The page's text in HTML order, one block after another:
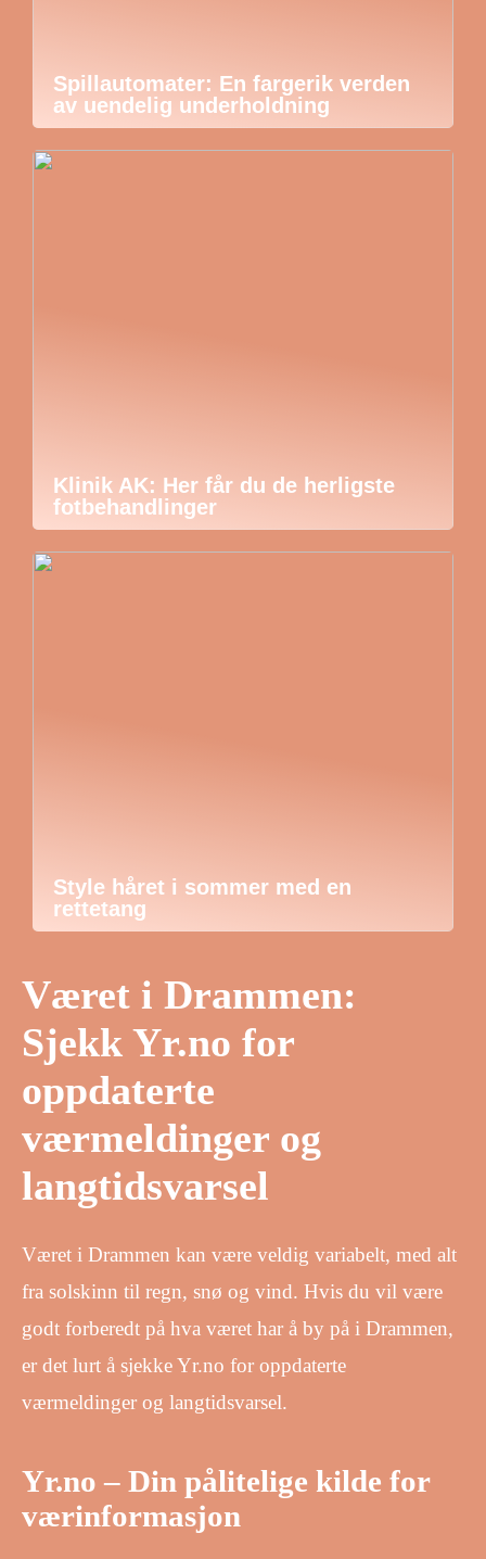
Spillautomater: En fargerik verden
av uendelig underholdning
Klinik AK: Her får du de herligste
fotbehandlinger
Style håret i sommer med en
rettetang
Været i Drammen:
Sjekk Yr.no for
oppdaterte
værmeldinger og
langtidsvarsel
Været i Drammen kan være veldig variabelt, med alt
fra solskinn til regn, snø og vind. Hvis du vil være
godt forberedt på hva været har å by på i Drammen,
er det lurt å sjekke Yr.no for oppdaterte
værmeldinger og langtidsvarsel.
Yr.no – Din pålitelige kilde for
værinformasjon